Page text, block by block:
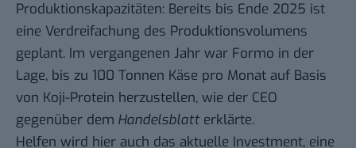
Produktionskapazitäten: Bereits bis Ende 2025 ist
eine Verdreifachung des Produktionsvolumens
geplant. Im vergangenen Jahr war Formo in der
Lage, bis zu 100 Tonnen Käse pro Monat auf Basis
von Koji-Protein herzustellen, wie der CEO
gegenüber dem Handelsblatt erklärte.
Helfen wird hier auch das aktuelle Investment, eine